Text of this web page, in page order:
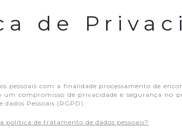
de
pessoais com a finalidade processamento de
compromisso de privacidade e segurança no
Pessoais (RGPD).
política de tratamento de dados pessoais?